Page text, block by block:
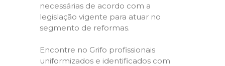
necessárias de acordo com a
legislação vigente para atuar no
segmento de reformas.
Encontre no Grifo profissionais
uniformizados e identificados com